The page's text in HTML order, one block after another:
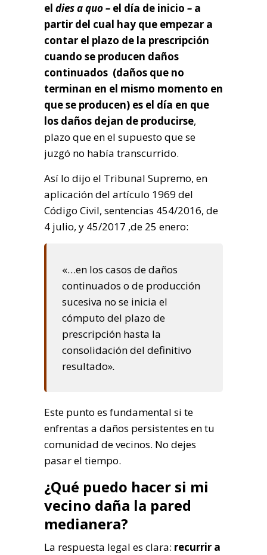
el dies a quo – el día de inicio – a
partir del cual hay que empezar a
contar el plazo de la prescripción
cuando se producen daños
continuados (daños que no
terminan en el mismo momento en
que se producen) es el día en que
los daños dejan de producirse,
plazo que en el supuesto que se
juzgó no había transcurrido.
Así lo dijo el Tribunal Supremo, en
aplicación del artículo 1969 del
Código Civil, sentencias 454/2016, de
4 julio, y 45/2017 ,de 25 enero:
«…en los casos de daños
continuados o de producción
sucesiva no se inicia el
cómputo del plazo de
prescripción hasta la
consolidación del definitivo
resultado».
Este punto es fundamental si te
enfrentas a daños persistentes en tu
comunidad de vecinos. No dejes
pasar el tiempo.
¿Qué puedo hacer si mi
vecino daña la pared
medianera?
La respuesta legal es clara: recurrir a